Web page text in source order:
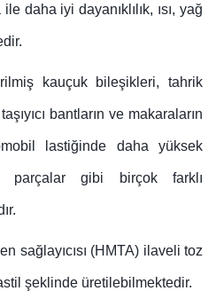
ile daha iyi dayanıklılık, ısı, yağ
kauçuk bileşikleri, tahrik
bantların ve makaraların
lastiğinde daha yüksek
parçalar gibi birçok farklı
sağlayıcısı (HMTA) ilaveli toz
şeklinde üretilebilmektedir.